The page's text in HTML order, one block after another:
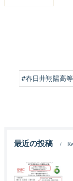
#春日井翔陽高
最近の投稿